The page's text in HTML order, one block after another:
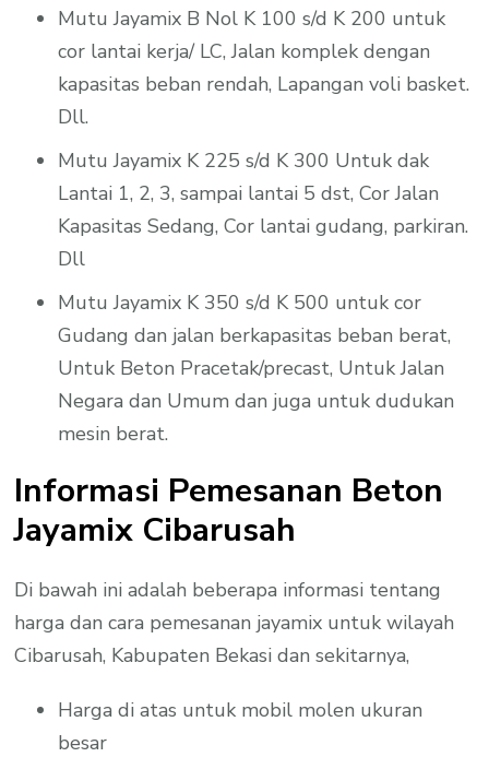
Mutu Jayamix B Nol K 100 s/d K 200 untuk
cor lantai kerja/ LC, Jalan komplek dengan
kapasitas beban rendah, Lapangan voli basket.
Dll.
Mutu Jayamix K 225 s/d K 300 Untuk dak
Lantai 1, 2, 3, sampai lantai 5 dst, Cor Jalan
Kapasitas Sedang, Cor lantai gudang, parkiran.
Dll
Mutu Jayamix K 350 s/d K 500 untuk cor
Gudang dan jalan berkapasitas beban berat,
Untuk Beton Pracetak/precast, Untuk Jalan
Negara dan Umum dan juga untuk dudukan
mesin berat.
Informasi Pemesanan Beton
Jayamix Cibarusah
Di bawah ini adalah beberapa informasi tentang
harga dan cara pemesanan jayamix untuk wilayah
Cibarusah, Kabupaten Bekasi dan sekitarnya,
Harga di atas untuk mobil molen ukuran
besar